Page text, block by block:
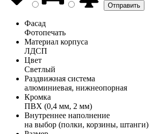
Фасад
Фотопечать
Материал корпуса
ЛДСП
Цвет
Светлый
Раздвижная система
алюминиевая, нижнеопорная
Кромка
ПВХ (0,4 мм, 2 мм)
Внутреннее наполнение
на выбор (полки, корзины, штанги)